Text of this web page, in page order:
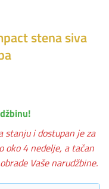
stena siva
stanju i dostupan je za
oko 4 nedelje, a tačan
Vaše narudžbine.